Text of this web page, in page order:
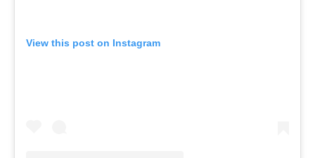
View this post on Instagram